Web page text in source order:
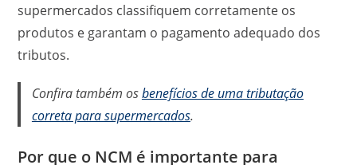
supermercados classifiquem corretamente os
produtos e garantam o pagamento adequado dos
tributos.
Confira também osbenefícios de uma tributação
correta para supermercados.
Por que o NCM é importante para